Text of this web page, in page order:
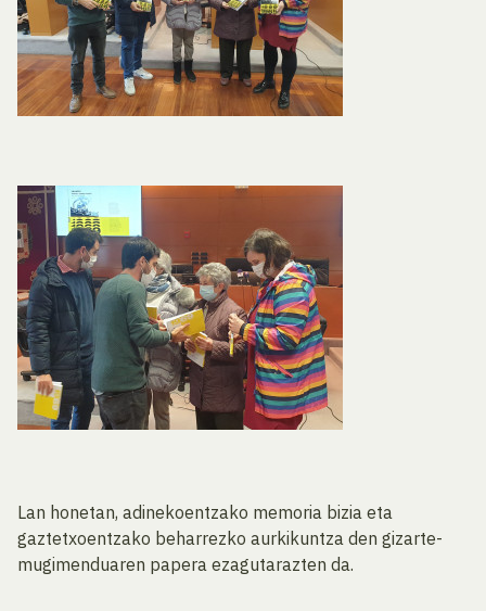
Lan honetan, adinekoentzako memoria bizia eta
gaztetxoentzako beharrezko aurkikuntza den gizarte-
mugimenduaren papera ezagutarazten da.